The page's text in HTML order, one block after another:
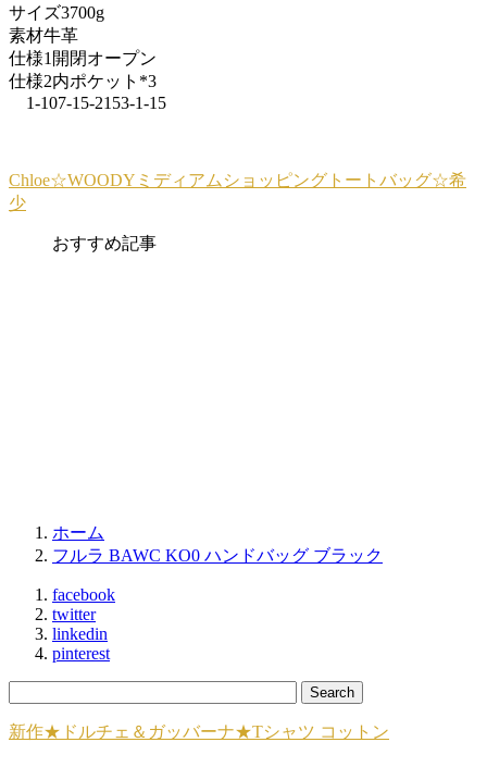
サイズ3700g
素材牛革
仕様1開閉オープン
仕様2内ポケット*3
1-107-15-2153-1-15
Chloe☆WOODYミディアムショッピングトートバッグ☆希
少
おすすめ記事
ホーム
フルラ BAWC KO0 ハンドバッグ ブラック
facebook
twitter
linkedin
pinterest
新作★ドルチェ＆ガッバーナ★Tシャツ コットン